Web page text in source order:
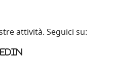
attività. Seguici su: